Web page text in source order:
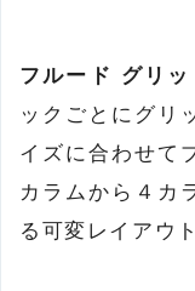
フルード グリ
ックごとにグリ
イズに合わせて
カラムから４カ
る可変レイアウ